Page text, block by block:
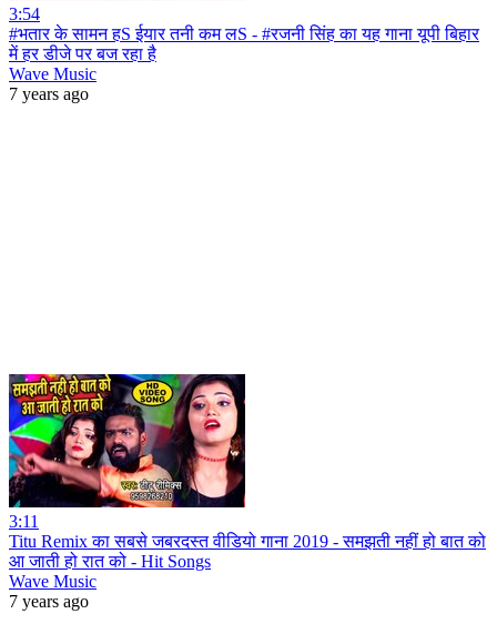
3:54
#भतार के सामन हS ईयार तनी कम लS - #रजनी सिंह का यह गाना यूपी बिहार
में हर डीजे पर बज रहा है
Wave Music
7 years ago
3:11
Titu Remix का सबसे जबरदस्त वीडियो गाना 2019 - समझती नहीं हो बात को
आ जाती हो रात को - Hit Songs
Wave Music
7 years ago